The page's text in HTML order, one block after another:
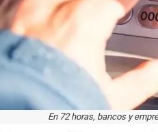
En 72 horas, bancos y